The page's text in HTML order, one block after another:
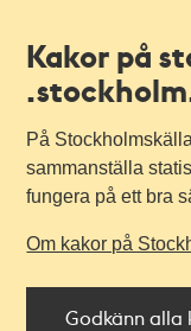
Kakor på
På
sammanställa
fungera på ett bra
Om kakor på
Godkänn alla